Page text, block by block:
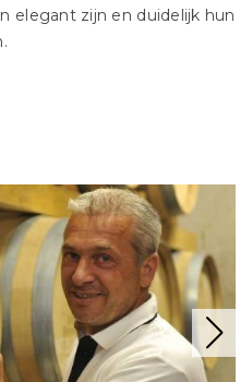
elegant zijn en duidelijk hun